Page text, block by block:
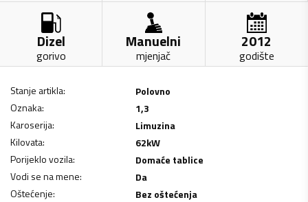
Dizel
gorivo
Manuelni
mjenjač
2012
godište
Stanje artikla:
Polovno
Oznaka:
1,3
Karoserija:
Limuzina
Kilovata: 62kW
Porijeklo vozila:
Domaće tablice
Vodi se na mene:
Da
Oštećenje:
Bez oštećenja